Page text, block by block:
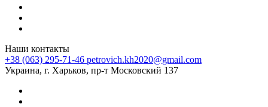
Наши контакты
+38 (063) 295-71-46 petrovich.kh2020@gmail.com
Украина, г. Харьков, пр-т Московский 137